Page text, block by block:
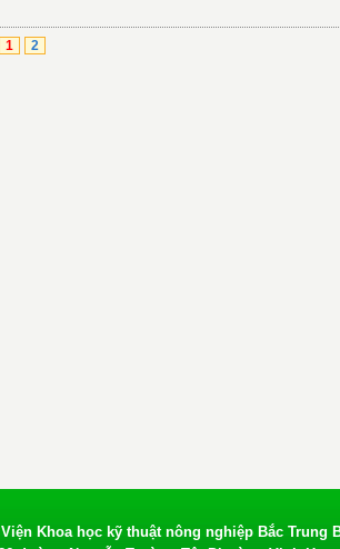
1 2
Viện Khoa học kỹ thuật nông nghiệp Bắc Trung